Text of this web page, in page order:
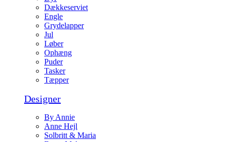
Dækkeserviet
Engle
Grydelapper
Jul
Løber
Ophæng
Puder
Tasker
Tæpper
Designer
By Annie
Anne Hejl
Solbritt & Maria